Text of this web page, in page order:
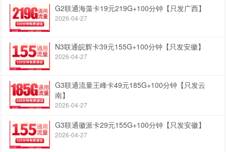
G2联通海藻卡19元219G+100分钟【只发广西】
2026-04-27
N3联通皖辉卡39元155G+100分钟【只发安徽】
2026-04-27
G3联通流量王峰卡49元185G+100分钟【只发云
南】
2026-04-27
G3联通徽派卡29元155G+100分钟【只发安徽】
2026-04-27